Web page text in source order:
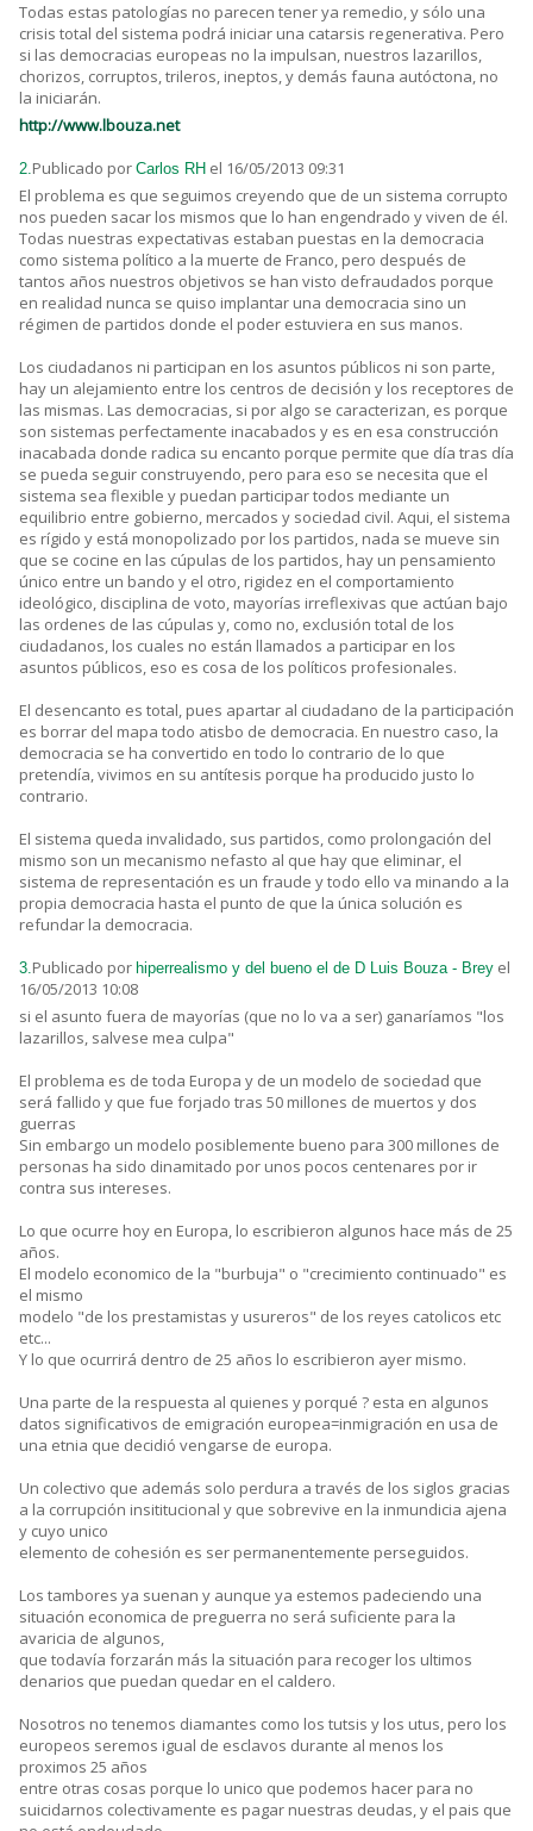
Todas estas patologías no parecen tener ya remedio, y sólo una
crisis total del sistema podrá iniciar una catarsis regenerativa. Pero
si las democracias europeas no la impulsan, nuestros lazarillos,
chorizos, corruptos, trileros, ineptos, y demás fauna autóctona, no
la iniciarán.
http://www.lbouza.net
2.Publicado por Carlos RH el 16/05/2013 09:31
El problema es que seguimos creyendo que de un sistema corrupto
nos pueden sacar los mismos que lo han engendrado y viven de él.
Todas nuestras expectativas estaban puestas en la democracia
como sistema político a la muerte de Franco, pero después de
tantos años nuestros objetivos se han visto defraudados porque
en realidad nunca se quiso implantar una democracia sino un
régimen de partidos donde el poder estuviera en sus manos.
Los ciudadanos ni participan en los asuntos públicos ni son parte,
hay un alejamiento entre los centros de decisión y los receptores de
las mismas. Las democracias, si por algo se caracterizan, es porque
son sistemas perfectamente inacabados y es en esa construcción
inacabada donde radica su encanto porque permite que día tras día
se pueda seguir construyendo, pero para eso se necesita que el
sistema sea flexible y puedan participar todos mediante un
equilibrio entre gobierno, mercados y sociedad civil. Aqui, el sistema
es rígido y está monopolizado por los partidos, nada se mueve sin
que se cocine en las cúpulas de los partidos, hay un pensamiento
único entre un bando y el otro, rigidez en el comportamiento
ideológico, disciplina de voto, mayorías irreflexivas que actúan bajo
las ordenes de las cúpulas y, como no, exclusión total de los
ciudadanos, los cuales no están llamados a participar en los
asuntos públicos, eso es cosa de los políticos profesionales.
El desencanto es total, pues apartar al ciudadano de la participación
es borrar del mapa todo atisbo de democracia. En nuestro caso, la
democracia se ha convertido en todo lo contrario de lo que
pretendía, vivimos en su antítesis porque ha producido justo lo
contrario.
El sistema queda invalidado, sus partidos, como prolongación del
mismo son un mecanismo nefasto al que hay que eliminar, el
sistema de representación es un fraude y todo ello va minando a la
propia democracia hasta el punto de que la única solución es
refundar la democracia.
3.Publicado por hiperrealismo y del bueno el de D Luis Bouza - Brey el
16/05/2013 10:08
si el asunto fuera de mayorías (que no lo va a ser) ganaríamos "los
lazarillos, salvese mea culpa"
El problema es de toda Europa y de un modelo de sociedad que
será fallido y que fue forjado tras 50 millones de muertos y dos
guerras
Sin embargo un modelo posiblemente bueno para 300 millones de
personas ha sido dinamitado por unos pocos centenares por ir
contra sus intereses.
Lo que ocurre hoy en Europa, lo escribieron algunos hace más de 25
años.
El modelo economico de la "burbuja" o "crecimiento continuado" es
el mismo
modelo "de los prestamistas y usureros" de los reyes catolicos etc
etc...
Y lo que ocurrirá dentro de 25 años lo escribieron ayer mismo.
Una parte de la respuesta al quienes y porqué ? esta en algunos
datos significativos de emigración europea=inmigración en usa de
una etnia que decidió vengarse de europa.
Un colectivo que además solo perdura a través de los siglos gracias
a la corrupción insititucional y que sobrevive en la inmundicia ajena
y cuyo unico
elemento de cohesión es ser permanentemente perseguidos.
Los tambores ya suenan y aunque ya estemos padeciendo una
situación economica de preguerra no será suficiente para la
avaricia de algunos,
que todavía forzarán más la situación para recoger los ultimos
denarios que puedan quedar en el caldero.
Nosotros no tenemos diamantes como los tutsis y los utus, pero los
europeos seremos igual de esclavos durante al menos los
proximos 25 años
entre otras cosas porque lo unico que podemos hacer para no
suicidarnos colectivamente es pagar nuestras deudas, y el pais que